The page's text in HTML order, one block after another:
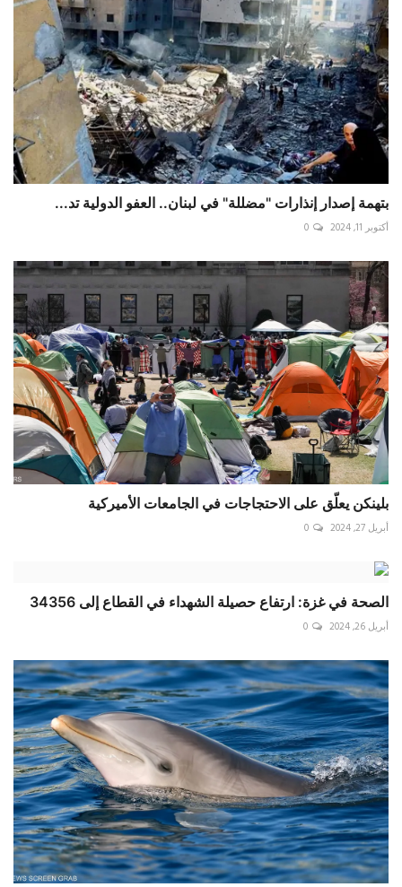
بتهمة إصدار إنذارات "مضللة" في لبنان.. العفو الدولية تد...
أكتوبر 11, 2024 0
بلينكن يعلّق على الاحتجاجات في الجامعات الأميركية
أبريل 27, 2024 0
الصحة في غزة: ارتفاع حصيلة الشهداء في القطاع إلى 34356
أبريل 26, 2024 0